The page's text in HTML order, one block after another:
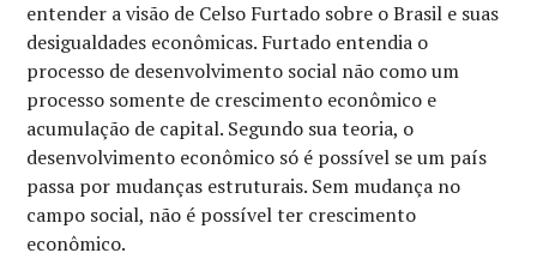
entender a visão de Celso Furtado sobre o Brasil e suas
desigualdades econômicas. Furtado entendia o
processo de desenvolvimento social não como um
processo somente de crescimento econômico e
acumulação de capital. Segundo sua teoria, o
desenvolvimento econômico só é possível se um país
passa por mudanças estruturais. Sem mudança no
campo social, não é possível ter crescimento
econômico.